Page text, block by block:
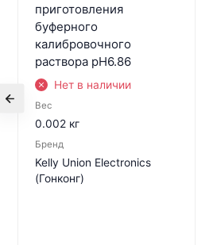
приготовления
буферного
калибровочного
раствора pH6.86
Нет в наличии
Вес
0.002 кг
Бренд
Kelly Union Electronics
(Гонконг)